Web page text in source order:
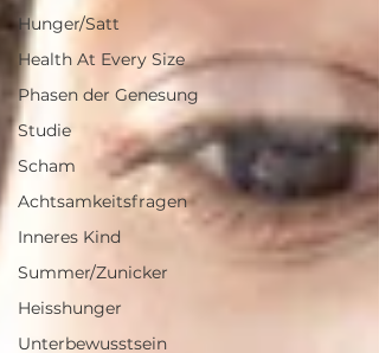
Hunger/Satt
Health At Every Size
Phasen der Genesung
Studie
Scham
Achtsamkeitsfragen
Inneres Kind
Summer/Zunicker
Heisshunger
Unterbewusstsein